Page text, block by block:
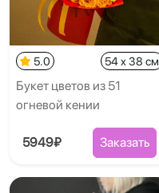
5.0 54 x 38 см
Букет цветов из 51
огневой кении
5949₽ Заказать